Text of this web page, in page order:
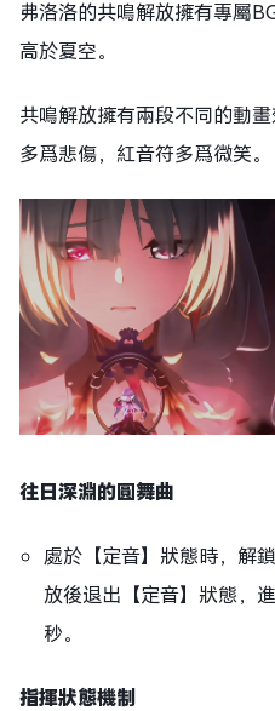
弗洛洛的共鳴解放擁有專屬
高於夏空。
共鳴解放擁有兩段不同的動
多爲悲傷，紅音符多爲微笑。
往日深淵的圓舞曲
處於【定音】狀態時，解
放後退出【定音】狀態，
秒。
指揮狀態機制